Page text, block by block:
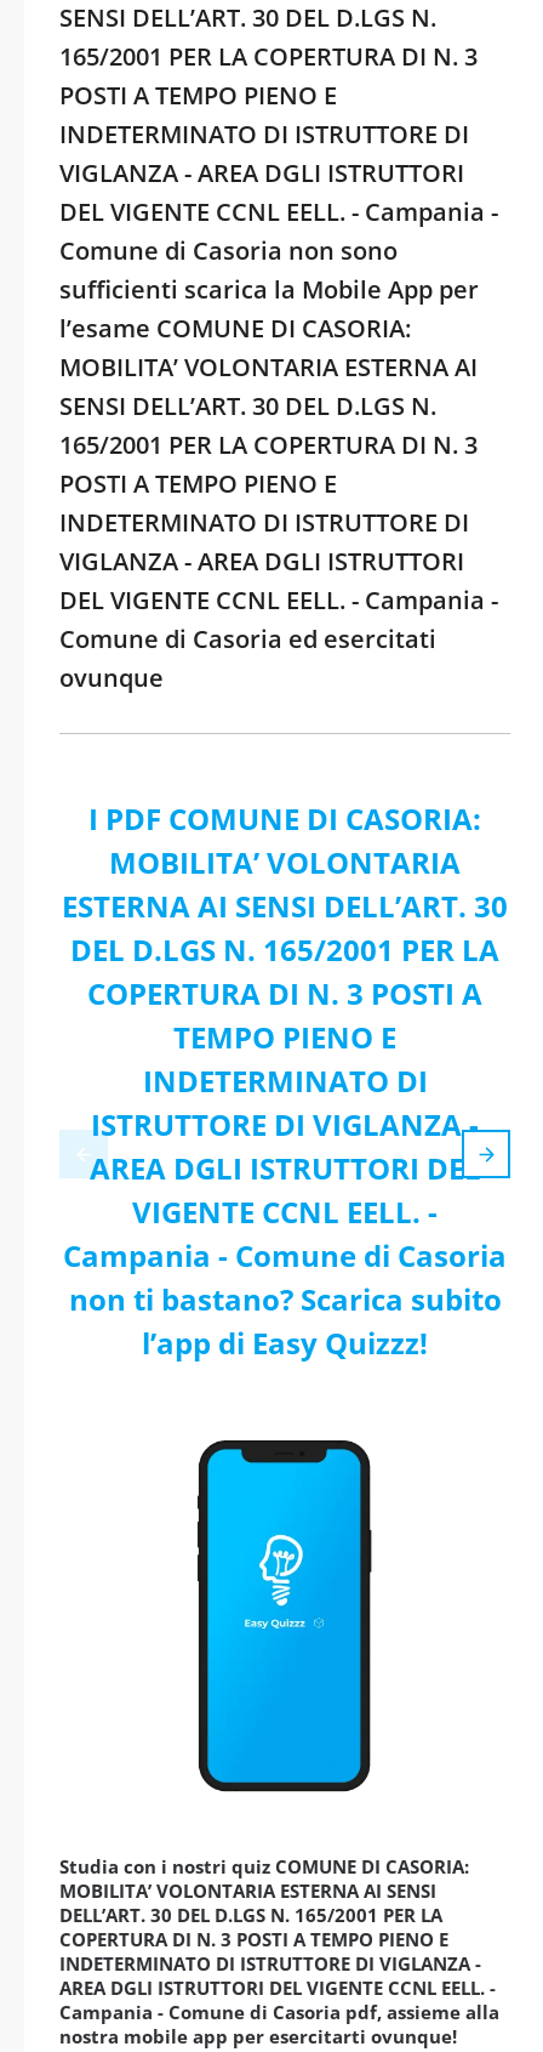
SENSI DELL’ART. 30 DEL D.LGS N.
165/2001 PER LA COPERTURA DI N. 3
POSTI A TEMPO PIENO E
INDETERMINATO DI ISTRUTTORE DI
VIGLANZA - AREA DGLI ISTRUTTORI
DEL VIGENTE CCNL EELL. - Campania -
Comune di Casoria non sono
sufficienti scarica la Mobile App per
l’esame COMUNE DI CASORIA:
MOBILITA’ VOLONTARIA ESTERNA AI
SENSI DELL’ART. 30 DEL D.LGS N.
165/2001 PER LA COPERTURA DI N. 3
POSTI A TEMPO PIENO E
INDETERMINATO DI ISTRUTTORE DI
VIGLANZA - AREA DGLI ISTRUTTORI
DEL VIGENTE CCNL EELL. - Campania -
Comune di Casoria ed esercitati
ovunque
I PDF COMUNE DI CASORIA:
MOBILITA’ VOLONTARIA
ESTERNA AI SENSI DELL’ART. 30
DEL D.LGS N. 165/2001 PER LA
COPERTURA DI N. 3 POSTI A
TEMPO PIENO E
INDETERMINATO DI
ISTRUTTORE DI VIGLANZA -
AREA DGLI ISTRUTTORI DEL
VIGENTE CCNL EELL. -
Campania - Comune di Casoria
non ti bastano? Scarica subito
l’app di Easy Quizzz!
Studia con i nostri quiz COMUNE DI CASORIA:
MOBILITA’ VOLONTARIA ESTERNA AI SENSI
DELL’ART. 30 DEL D.LGS N. 165/2001 PER LA
COPERTURA DI N. 3 POSTI A TEMPO PIENO E
INDETERMINATO DI ISTRUTTORE DI VIGLANZA -
AREA DGLI ISTRUTTORI DEL VIGENTE CCNL EELL. -
Campania - Comune di Casoria pdf, assieme alla
nostra mobile app per esercitarti ovunque!